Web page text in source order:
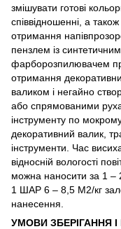
змішувати готові
співвідношенні, а
отримання
пензлем із
фарборозпилювачем
отримання
валиком і негайно
або спрямованими
інструменту по
декоративний валик,
інструменти. Час
відносній вологості
можна наносити за 1 –
1 ШАР 6 – 8,5 М2/кг
нанесення.
УМОВИ ЗБЕРІГАННЯ